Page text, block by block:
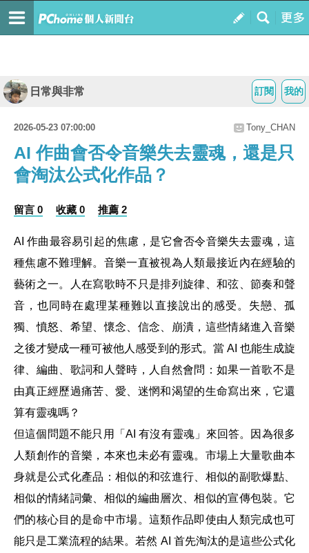
我的
訂閱
日常與非常
2026-05-23 07:00:00 Tony_CHAN
AI 作曲會否令音樂失去靈魂，還是只
會淘汰公式化作品？
留言 0 收藏 0 推薦 2
AI 作曲最容易引起的焦慮，是它會否令音樂失去靈魂，這
種焦慮不難理解。音樂一直被視為人類最接近內在經驗的
藝術之一。人在寫歌時不只是排列旋律、和弦、節奏和聲
音，也同時在處理某種難以直接說出的感受。失戀、孤
獨、憤怒、希望、懷念、信念、崩潰，這些情緒進入音樂
之後才變成一種可被他人感受到的形式。當 AI 也能生成旋
律、編曲、歌詞和人聲時，人自然會問：如果一首歌不是
由真正經歷過痛苦、愛、迷惘和渴望的生命寫出來，它還
算有靈魂嗎？
但這個問題不能只用「AI 有沒有靈魂」來回答。因為很多
人類創作的音樂，本來也未必有靈魂。市場上大量歌曲本
身就是公式化產品：相似的和弦進行、相似的副歌爆點、
相似的情緒詞彙、相似的編曲層次、相似的宣傳包裝。它
們的核心目的是命中市場。這類作品即使由人類完成也可
能只是工業流程的結果。若然 AI 首先淘汰的是這些公式化